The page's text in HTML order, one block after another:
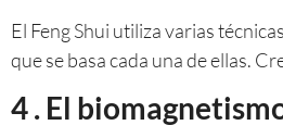
El Feng Shui utiliza varias
que se basa cada una de ellas.
4 . El